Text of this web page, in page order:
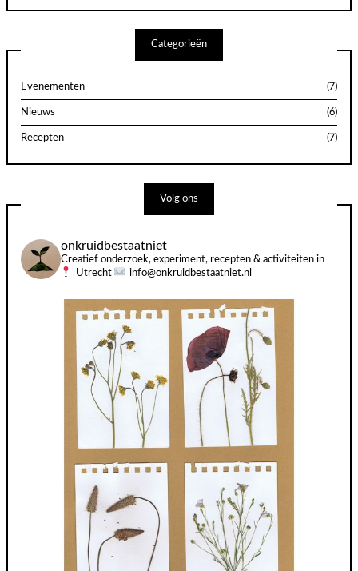
Categorieën
Evenementen (7)
Nieuws (6)
Recepten (7)
Volg ons
onkruidbestaatniet
Creatief onderzoek, experiment, recepten & activiteiten in
Utrecht
info@onkruidbestaatniet.nl